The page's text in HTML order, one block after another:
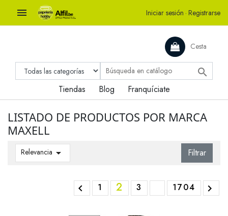
 Iniciar sesión · Registrarse
Cesta

Tiendas Blog Franquíciate
LISTADO DE PRODUCTOS POR MARCA
MAXELL
Relevancia  Filtrar
 1 2 3 1704 